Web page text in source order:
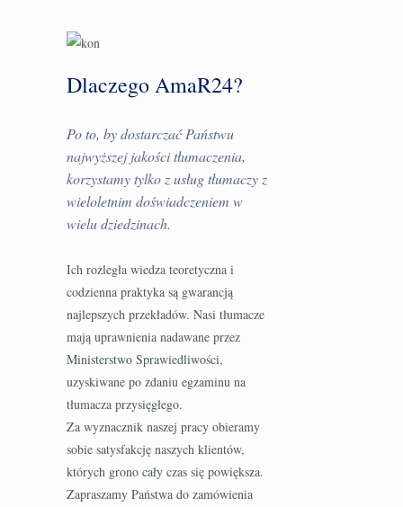
Dlaczego AmaR24?
Po to, by dostarczać Państwu
najwyższej jakości tłumaczenia,
korzystamy tylko z usług tłumaczy z
wieloletnim doświadczeniem w
wielu dziedzinach.
Ich rozległa wiedza teoretyczna i
codzienna praktyka są gwarancją
najlepszych przekładów. Nasi tłumacze
mają uprawnienia nadawane przez
Ministerstwo Sprawiedliwości,
uzyskiwane po zdaniu egzaminu na
tłumacza przysięgłego.
Za wyznacznik naszej pracy obieramy
sobie satysfakcję naszych klientów,
których grono cały czas się powiększa.
Zapraszamy Państwa do zamówienia